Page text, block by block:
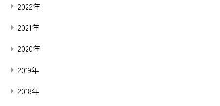
2022年
2021年
2020年
2019年
2018年